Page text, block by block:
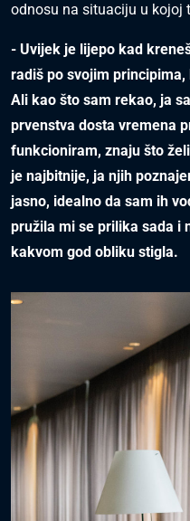
odnosu na situaciju u kojoj
- Uvijek je lijepo kad
radiš po svojim
Ali kao što sam rekao, ja
prvenstva dosta vremena
funkcioniram, znaju što
je najbitnije, ja njih
jasno, idealno da sam ih
pružila mi se prilika sada i
kakvom god obliku stigla.